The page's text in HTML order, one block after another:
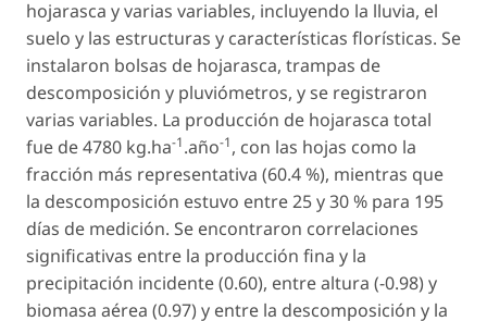
hojarasca y varias variables, incluyendo la lluvia, el
suelo y las estructuras y características florísticas. Se
instalaron bolsas de hojarasca, trampas de
descomposición y pluviómetros, y se registraron
varias variables. La producción de hojarasca total
fue de 4780 kg.ha-1.año-1, con las hojas como la
fracción más representativa (60.4 %), mientras que
la descomposición estuvo entre 25 y 30 % para 195
días de medición. Se encontraron correlaciones
significativas entre la producción fina y la
precipitación incidente (0.60), entre altura (-0.98) y
biomasa aérea (0.97) y entre la descomposición y la